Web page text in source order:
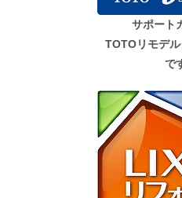
サポート
TOTOリモデ
で